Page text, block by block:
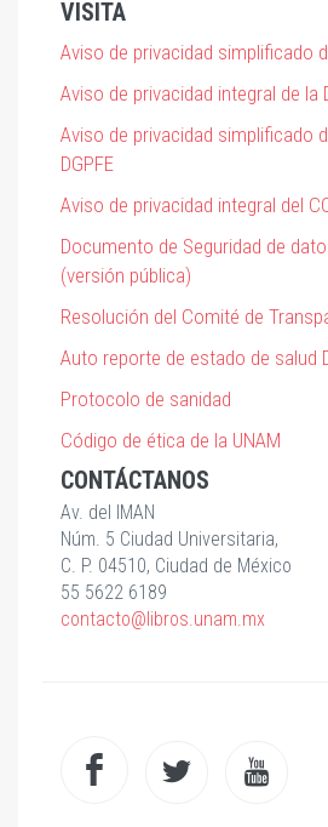
VISITA
Aviso de privacidad simplificado
Aviso de privacidad integral de la
Aviso de privacidad simplificado
DGPFE
Aviso de privacidad integral del
Documento de Seguridad de
(versión pública)
Resolución del Comité de
Auto reporte de estado de salud
Protocolo de sanidad
Código de ética de la UNAM
CONTÁCTANOS
Av. del IMAN
Núm. 5 Ciudad Universitaria,
C. P. 04510, Ciudad de México
55 5622 6189
contacto@libros.unam.mx